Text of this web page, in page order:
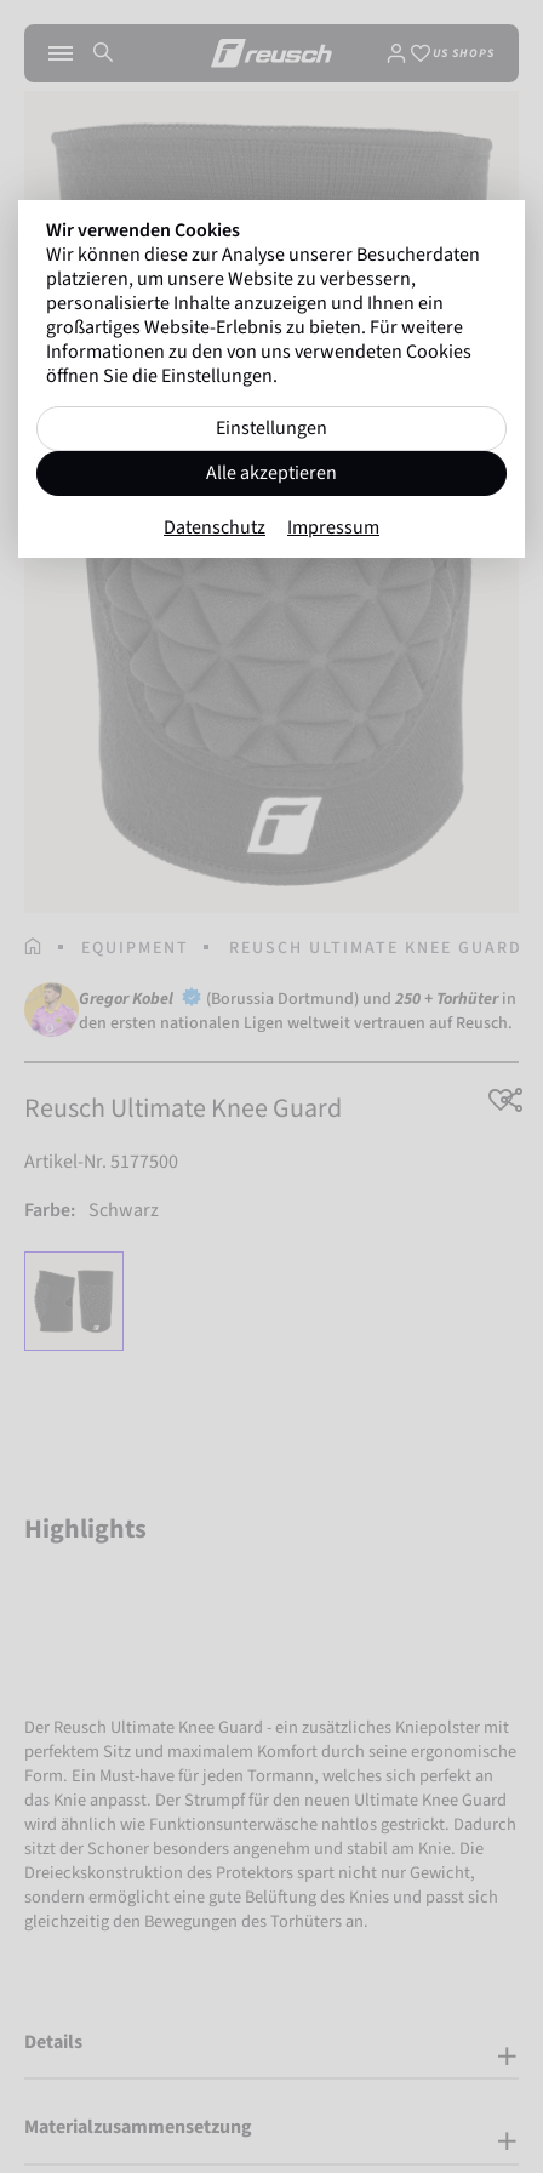
US SHOPS
STARTSEITEEQUIPMENT REUSCH ULTIMATE KNEE GUARD
Gregor Kobel (Borussia Dortmund) und 250 + Torhüter in
den ersten nationalen Ligen weltweit vertrauen auf Reusch.
Reusch Ultimate Knee Guard
Artikel-Nr. 5177500
Farbe: Schwarz
Highlights
Der Reusch Ultimate Knee Guard - ein zusätzliches Kniepolster mit
perfektem Sitz und maximalem Komfort durch seine ergonomische
Form. Ein Must-have für jeden Tormann, welches sich perfekt an
das Knie anpasst. Der Strumpf für den neuen Ultimate Knee Guard
wird ähnlich wie Funktionsunterwäsche nahtlos gestrickt. Dadurch
sitzt der Schoner besonders angenehm und stabil am Knie. Die
Dreieckskonstruktion des Protektors spart nicht nur Gewicht,
sondern ermöglicht eine gute Belüftung des Knies und passt sich
gleichzeitig den Bewegungen des Torhüters an.
Details
Materialzusammensetzung
Wir verwenden Cookies
Wir können diese zur Analyse unserer Besucherdaten
platzieren, um unsere Website zu verbessern,
personalisierte Inhalte anzuzeigen und Ihnen ein
großartiges Website-Erlebnis zu bieten. Für weitere
Informationen zu den von uns verwendeten Cookies
öffnen Sie die Einstellungen.
Einstellungen
Alle akzeptieren
Datenschutz Impressum